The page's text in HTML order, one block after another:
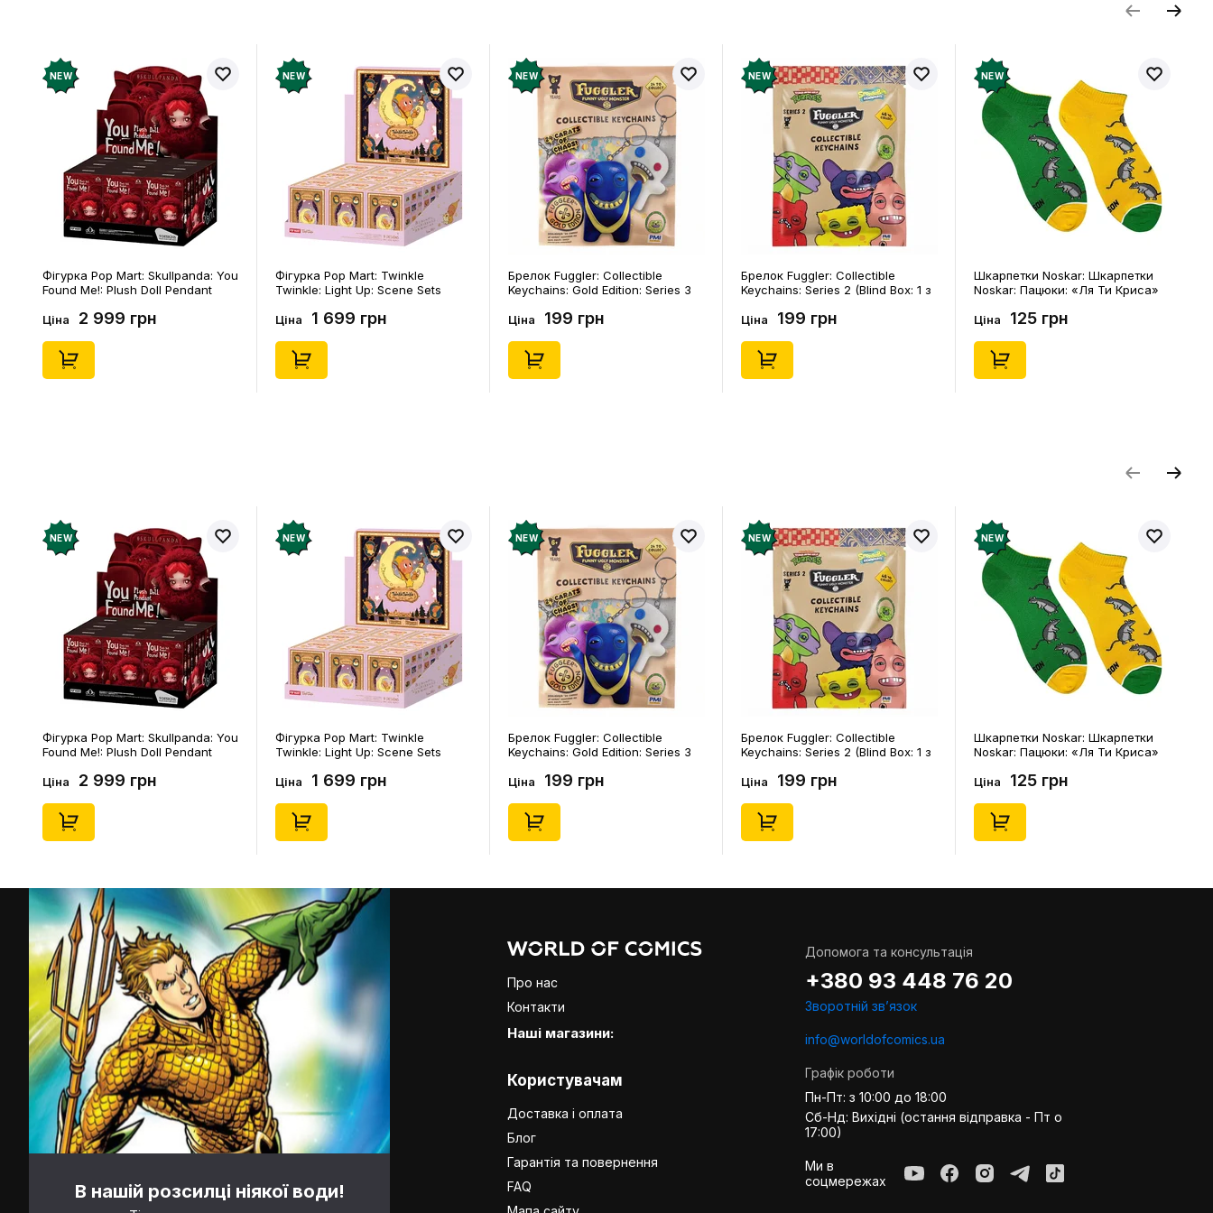
NEW
Фігурка Pop Mart: Skullpanda: You
Found Me!: Plush Doll Pendant
Edition), (29347)
Ціна 2 999 грн
NEW
Фігурка Pop Mart: Twinkle
Twinkle: Light Up: Scene Sets
Edition), (21372)
Ціна 1 699 грн
NEW
Брелок Fuggler: Collectible
Keychains: Gold Edition: Series 3
Ціна 199 грн
NEW
Брелок Fuggler: Collectible
Keychains: Series 2 (Blind Box: 1 з
Ціна 199 грн
NEW
Шкарпетки Noskar: Шкарпетки
Noskar: Пацюки: «Ля Ти Криса»
Ціна 125 грн
NEW
Фігурка Pop Mart: Skullpanda: You
Found Me!: Plush Doll Pendant
Edition), (29347)
Ціна 2 999 грн
NEW
Фігурка Pop Mart: Twinkle
Twinkle: Light Up: Scene Sets
Edition), (21372)
Ціна 1 699 грн
NEW
Брелок Fuggler: Collectible
Keychains: Gold Edition: Series 3
Ціна 199 грн
NEW
Брелок Fuggler: Collectible
Keychains: Series 2 (Blind Box: 1 з
Ціна 199 грн
NEW
Шкарпетки Noskar: Шкарпетки
Noskar: Пацюки: «Ля Ти Криса»
Ціна 125 грн
В нашій розсилці ніякої води!
Про нас
Контакти
Наші магазини:
Користувачам
Доставка і оплата
Блог
Гарантія та повернення
FAQ
Допомога та консультація
+380 93 448 76 20
Зворотній звʼязок
info@worldofcomics.ua
Графік роботи
Пн-Пт: з 10:00 до 18:00
Сб-Нд: Вихідні (остання відправка - Пт о
17:00)
Ми в
соцмережах